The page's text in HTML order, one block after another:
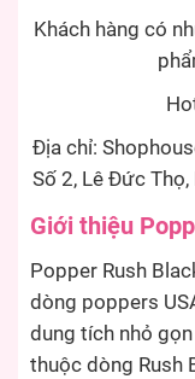
Khách hàng có
Địa chỉ:
Số 2, Lê Đức Thọ,
Giới thiệu
Popper Rush
dòng poppers
dung tích nhỏ
thuộc dòng Rush